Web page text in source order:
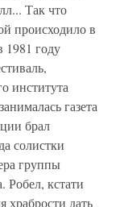
Так что
происходило в
1981 году
института
газета
брал
солистки
группы
кстати
храбрости дать